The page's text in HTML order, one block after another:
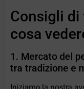
Consigli di
cosa
1. Mercato del
tra tradizione e